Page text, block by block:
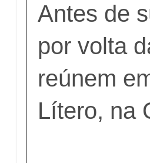
Antes de
por volta
reúnem
Lítero, na